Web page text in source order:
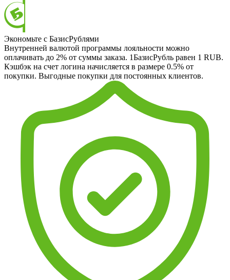
Экономьте с БазисРублями
Внутренней валютой программы лояльности можно
оплачивать до 2% от суммы заказа. 1БазисРубль равен 1 RUB.
Кэшбэк на счет логина начисляется в размере 0.5% от
покупки. Выгодные покупки для постоянных клиентов.